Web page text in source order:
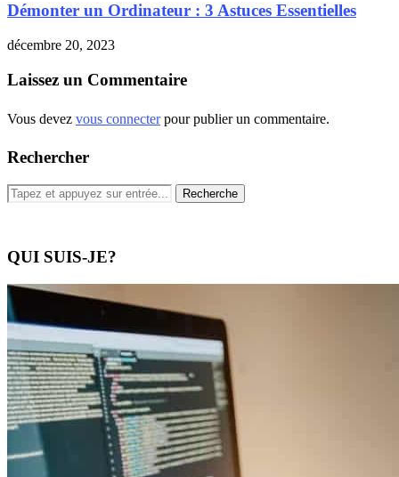
Démonter un Ordinateur : 3 Astuces Essentielles
décembre 20, 2023
Laissez un Commentaire
Vous devez vous connecterpour publier un commentaire.
Rechercher
QUI SUIS-JE?